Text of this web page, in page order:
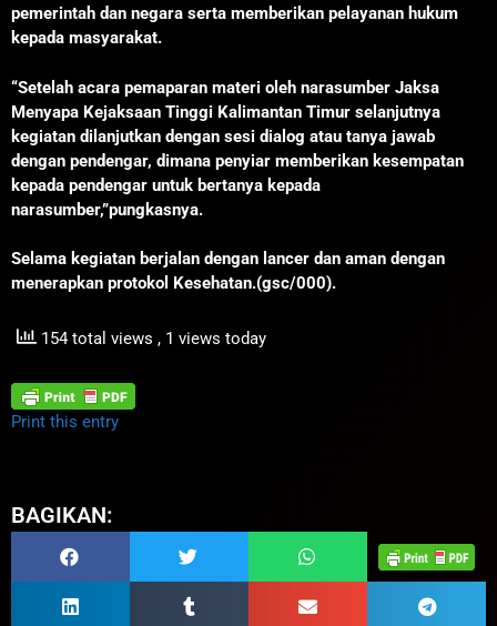
pemerintah dan negara serta memberikan pelayanan hukum
kepada masyarakat.
“Setelah acara pemaparan materi oleh narasumber Jaksa
Menyapa Kejaksaan Tinggi Kalimantan Timur selanjutnya
kegiatan dilanjutkan dengan sesi dialog atau tanya jawab
dengan pendengar, dimana penyiar memberikan kesempatan
kepada pendengar untuk bertanya kepada
narasumber,”pungkasnya.
Selama kegiatan berjalan dengan lancer dan aman dengan
menerapkan protokol Kesehatan.(gsc/000).
154 total views , 1 views today
Print this entry
BAGIKAN: